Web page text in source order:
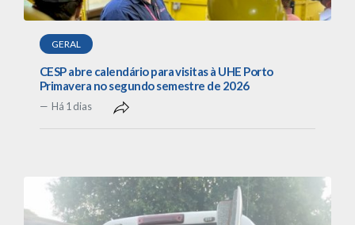
GERAL
CESP abre calendário para visitas à UHE Porto
Primavera no segundo semestre de 2026
Há 1 dias